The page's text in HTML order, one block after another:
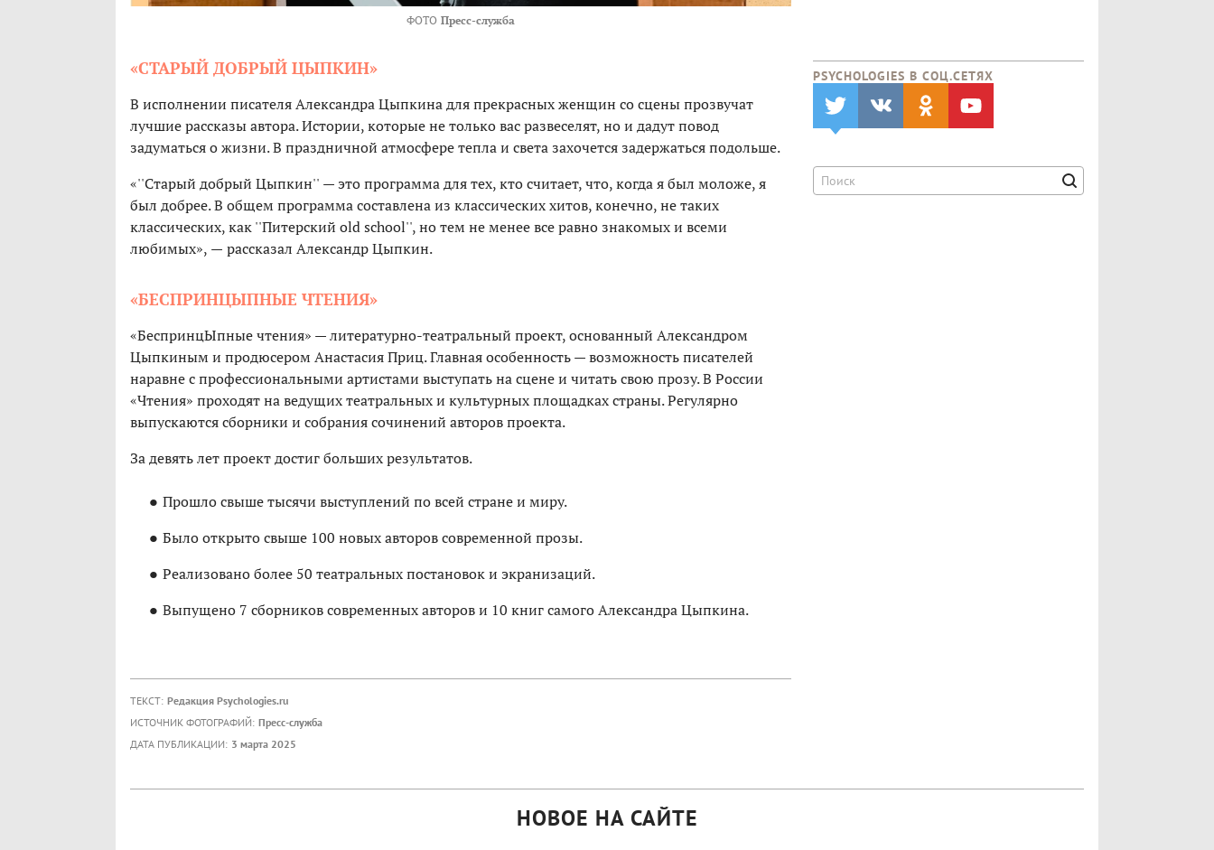
ФОТО Пресс-служба
«СТАРЫЙ ДОБРЫЙ ЦЫПКИН»
В исполнении писателя Александра Цыпкина для прекрасных женщин со сцены прозвучат
лучшие рассказы автора. Истории, которые не только вас развеселят, но и дадут повод
задуматься о жизни. В праздничной атмосфере тепла и света захочется задержаться подольше.
«''Старый добрый Цыпкин'' —это программа для тех, кто считает, что, когда я был моложе, я
был добрее. В общем программа составлена из классических хитов, конечно, не таких
классических, как ''Питерский old school'', но тем не менее все равно знакомых и всеми
любимых», — рассказал Александр Цыпкин.
«БЕСПРИНЦЫПНЫЕ ЧТЕНИЯ»
«БеспринцЫпные чтения» — литературно-театральный проект, основанный Александром
Цыпкиным и продюсером Анастасия Приц. Главная особенность — возможность писателей
наравне с профессиональными артистами выступать на сцене и читать свою прозу. В России
«Чтения» проходят на ведущих театральных и культурных площадках страны. Регулярно
выпускаются сборники и собрания сочинений авторов проекта.
За девять лет проект достиг больших результатов.
Прошло свыше тысячи выступлений по всей стране и миру.
Было открыто свыше 100 новых авторов современной прозы.
Реализовано более 50 театральных постановок и экранизаций.
Выпущено 7 сборников современных авторов и 10 книг самого Александра Цыпкина.
ТЕКСТ: Редакция Psychologies.ru
ИСТОЧНИК ФОТОГРАФИЙ: Пресс-служба
ДАТА ПУБЛИКАЦИИ: 3 марта 2025
PSYCHOLOGIES В CОЦ.СЕТЯХ
НОВОЕ НА САЙТЕ